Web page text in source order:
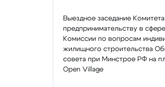
Выездное заседание
предпринимательству в
Комиссии по вопросам
жилищного строительства
совета при Минстрое РФ на
Open Village